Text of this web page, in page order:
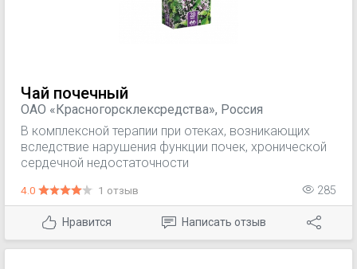
Чай почечный
ОАО «Красногорсклексредства», Россия
В комплексной терапии при отеках, возникающих
вследствие нарушения функции почек, хронической
сердечной недостаточности
4.0 1 отзыв 285
Нравится Написать отзыв